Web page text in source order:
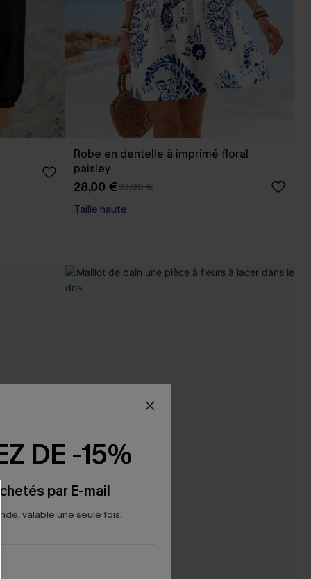
Robe en dentelle à imprimé floral
paisley
28,00 €33,00 €
Taille haute
DE -15%
par E-mail
valable une seule fois.